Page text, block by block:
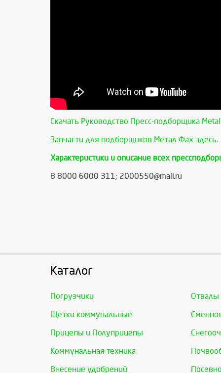
Скачать Руководство Пресс-подборщика
Запчасти для подборщиков Метал Фах здесь.
Характеристики и описание всех
8 8000 6000 311; 2000550@mail.ru
Каталог
Погрузчики Отвалы
Щетки коммунальные
Прицепы и Полуприцепы
Коммунальная техника
Внесение удобрений